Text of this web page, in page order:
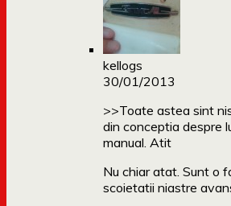
kellogs
30/01/2013
>>Toate astea sint
din conceptia despre
manual. Atit
Nu chiar atat. Sunt o
scoietatii niastre